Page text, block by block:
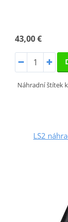
43,00 €
Náhradní štítek
LS2